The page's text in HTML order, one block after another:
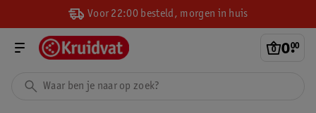
Voor 22:00 besteld, morgen in huis
0.
00